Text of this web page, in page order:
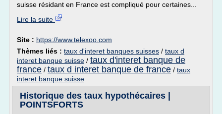
suisse résidant en France est compliqué pour certaines...
Lire la suite
Site : https://www.telexoo.com
Thèmes liés : taux d'interet banques suisses / taux d
interet banque suisse / taux d'interet banque de
france / taux d interet banque de france / taux
interet banque suisse
Historique des taux hypothécaires |
POINTSFORTS